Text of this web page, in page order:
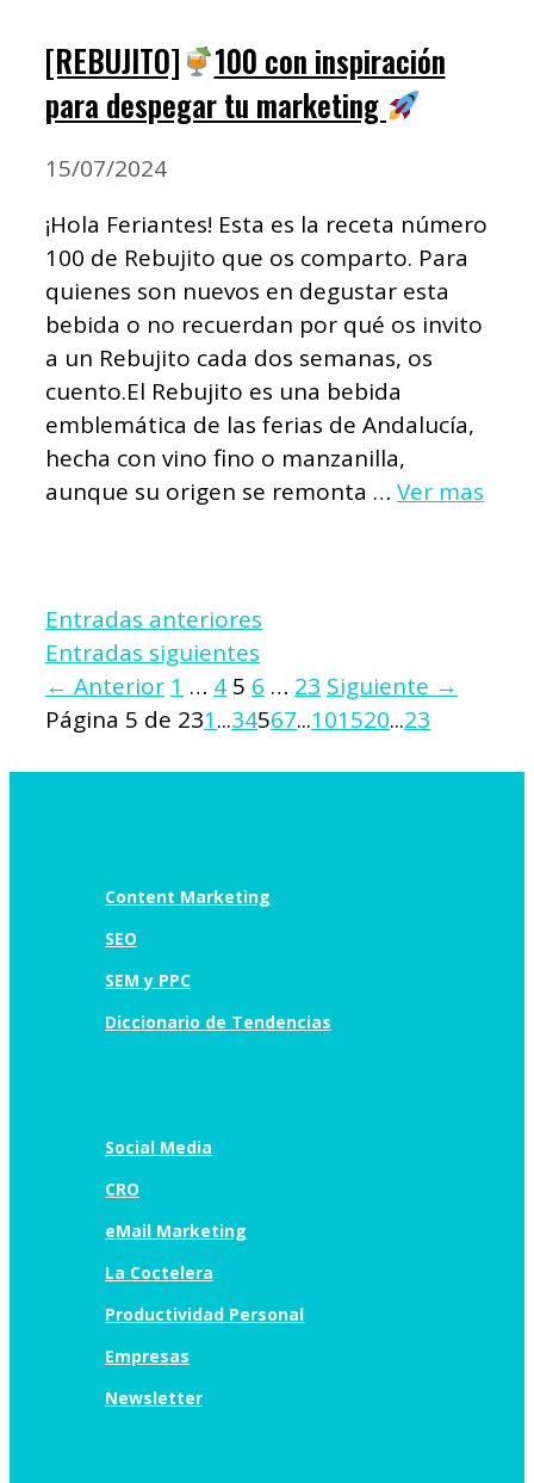
[REBUJITO]
100 con inspiración
para despegar tu marketing
15/07/2024
¡Hola Feriantes! Esta es la receta número
100 de Rebujito que os comparto. Para
quienes son nuevos en degustar esta
bebida o no recuerdan por qué os invito
a un Rebujito cada dos semanas, os
cuento.El Rebujito es una bebida
emblemática de las ferias de Andalucía,
hecha con vino fino o manzanilla,
aunque su origen se remonta … Ver mas
Entradas anteriores
Entradas siguientes
← Anterior Página
1 … Página
4 Página
5 Página
6 … Página
23 Siguiente →
Página 5 de 231...34567...101520...23
Content Marketing
SEO
SEM y PPC
Diccionario de Tendencias
Social Media
CRO
eMail Marketing
La Coctelera
Productividad Personal
Empresas
Newsletter